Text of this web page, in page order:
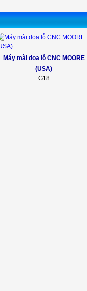
Máy mài doa lỗ CNC MOORE
(USA)
G18